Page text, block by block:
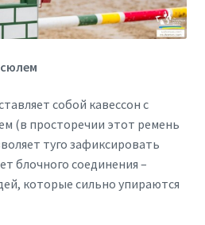
собой кавессон с
(в просторечии этот ремень
туго зафиксировать
блочного соединения –
которые сильно упираются